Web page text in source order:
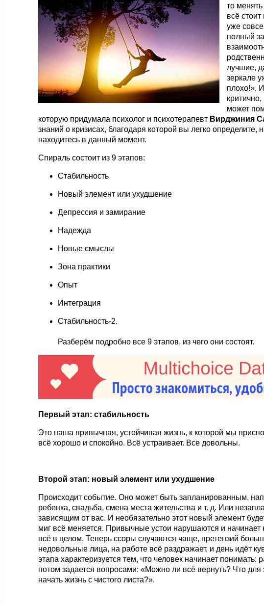
то
всё
уже
полный
лучшие,
зеркале
плохо!».
может
которую придумала психолог и психотерапевт Вирджиния
знаний о кризисах, благодаря которой вы легко определите,
находитесь в данный момент.
Спираль состоит из 9 этапов:
Стабильность
Новый элемент или ухудшение
Депрессия и замирание
Надежда
Новые смыслы
Зона практики
Опыт
Интеграция
Стабильность-2.
Разберём подробно все 9 этапов, из чего они состоят.
Первый этап: стабильность
Это наша привычная, устойчивая жизнь, к которой мы
всё хорошо и спокойно. Всё устраивает. Все довольны.
Второй этап: новый элемент или ухудшение
Происходит событие. Оно может быть запланированным,
ребенка, свадьба, смена места жительства и т. д. Или
зависящим от вас. И необязательно этот новый элемент
миг всё меняется. Привычные устои нарушаются и начинает
всё в целом. Теперь ссоры случаются чаще, претензий
недовольные лица, на работе всё раздражает, и день идёт
этапа характеризуется тем, что человек начинает
потом задается вопросами: «Можно ли всё вернуть? Что для
начать жизнь с чистого листа?».